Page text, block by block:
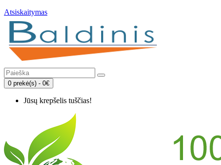
Atsiskaitymas
0 prekė(s) - 0€
Jūsų krepšelis tuščias!